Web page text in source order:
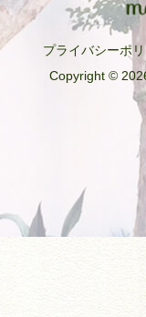
プライバシーポ
Copyright ©